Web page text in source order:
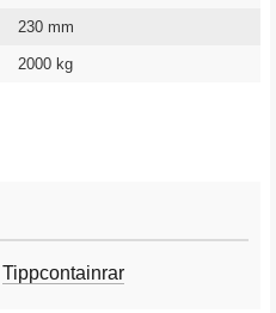
230 mm
2000 kg
Tippcontainrar